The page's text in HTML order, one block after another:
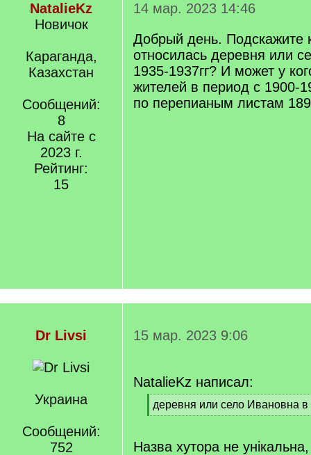
NatalieKz
Новичок
Караганда,
Казахстан
Сообщений:
8
На сайте с
2023 г.
Рейтинг:
15
14 мар. 2023 14:46
Добрый день. Подскажите
относилась деревня или
1935-1937гг? И может у
жителей в период с 1900-
по перепианым листам
Dr Livsi
Украина
Сообщений:
752
15 мар. 2023 9:06
NatalieKz написал:
[
q
деревня или село Ивановна в
[
q
Назва хутора не